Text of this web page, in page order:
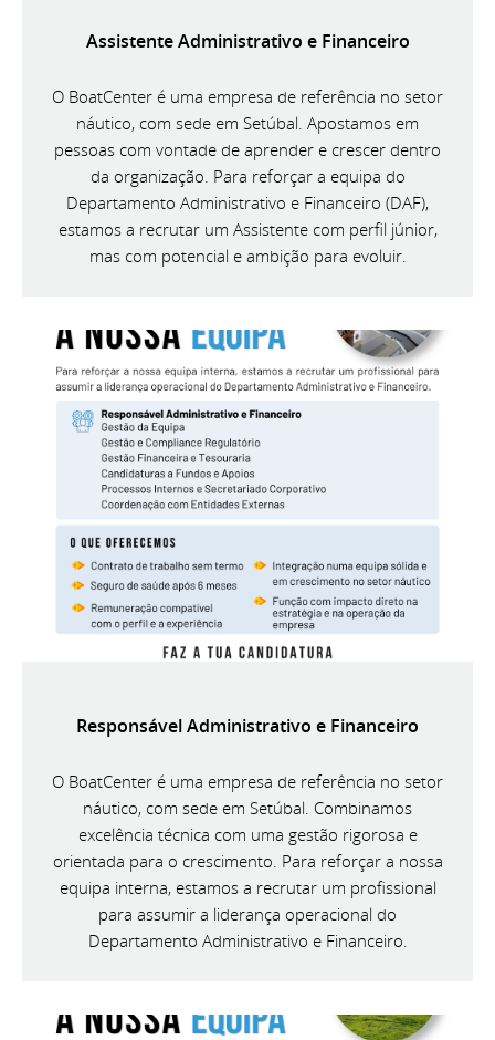
Assistente Administrativo e Financeiro
O BoatCenter é uma empresa de referência no setor
náutico, com sede em Setúbal. Apostamos em
pessoas com vontade de aprender e crescer dentro
da organização. Para reforçar a equipa do
Departamento Administrativo e Financeiro (DAF),
estamos a recrutar um Assistente com perfil júnior,
mas com potencial e ambição para evoluir.
Responsável Administrativo e Financeiro
O BoatCenter é uma empresa de referência no setor
náutico, com sede em Setúbal. Combinamos
excelência técnica com uma gestão rigorosa e
orientada para o crescimento. Para reforçar a nossa
equipa interna, estamos a recrutar um profissional
para assumir a liderança operacional do
Departamento Administrativo e Financeiro.